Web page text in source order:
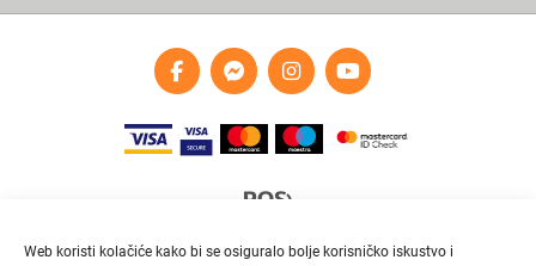
Web koristi kolačiće kako bi se osiguralo bolje korisničko iskustvo i